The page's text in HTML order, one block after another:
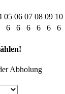
05 06 07 08 09 10
6 6 6 6 6 6
Abholung